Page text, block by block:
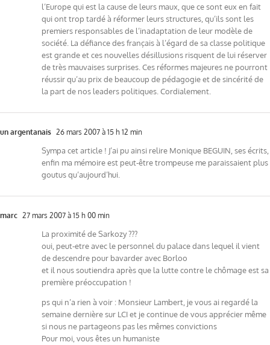
l’Europe qui est la cause de leurs maux, que ce sont eux en fait
qui ont trop tardé à réformer leurs structures, qu’ils sont les
premiers responsables de l’inadaptation de leur modèle de
société. La défiance des français à l’égard de sa classe politique
est grande et ces nouvelles désillusions risquent de lui réserver
de très mauvaises surprises. Ces réformes majeures ne pourront
réussir qu’au prix de beaucoup de pédagogie et de sincérité de
la part de nos leaders politiques. Cordialement.
un argentanais 26 mars 2007 à 15 h 12 min
Sympa cet article ! J’ai pu ainsi relire Monique BEGUIN, ses écrits,
enfin ma mémoire est peut-être trompeuse me paraissaient plus
goutus qu’aujourd’hui.
marc 27 mars 2007 à 15 h 00 min
La proximité de Sarkozy ???
oui, peut-etre avec le personnel du palace dans lequel il vient
de descendre pour bavarder avec Borloo
et il nous soutiendra après que la lutte contre le chômage est sa
première préoccupation !
ps qui n’a rien à voir : Monsieur Lambert, je vous ai regardé la
semaine dernière sur LCI et je continue de vous apprécier même
si nous ne partageons pas les mêmes convictions
Pour moi, vous êtes un humaniste